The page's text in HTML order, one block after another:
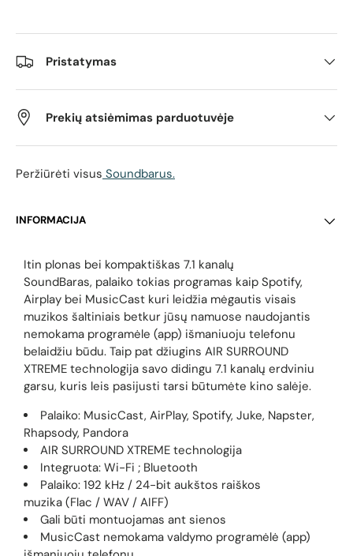
Pristatymas
Prekių atsiėmimas parduotuvėje
Peržiūrėti visus Soundbarus.
INFORMACIJA
Itin plonas bei kompaktiškas 7.1 kanalų
SoundBaras, palaiko tokias programas kaip Spotify,
Airplay bei MusicCast kuri leidžia mėgautis visais
muzikos šaltiniais betkur jūsų namuose naudojantis
nemokama programėle (app) išmaniuoju telefonu
belaidžiu būdu. Taip pat džiugins AIR SURROUND
XTREME technologija savo didingu 7.1 kanalų erdviniu
garsu, kuris leis pasijusti tarsi būtumėte kino salėje.
Palaiko: MusicCast, AirPlay, Spotify, Juke, Napster,
Rhapsody, Pandora
AIR SURROUND XTREME technologija
Integruota: Wi-Fi ; Bluetooth
Palaiko: 192 kHz / 24-bit aukštos raiškos
muzika (Flac / WAV / AIFF)
Gali būti montuojamas ant sienos
MusicCast nemokama valdymo programėlė (app)